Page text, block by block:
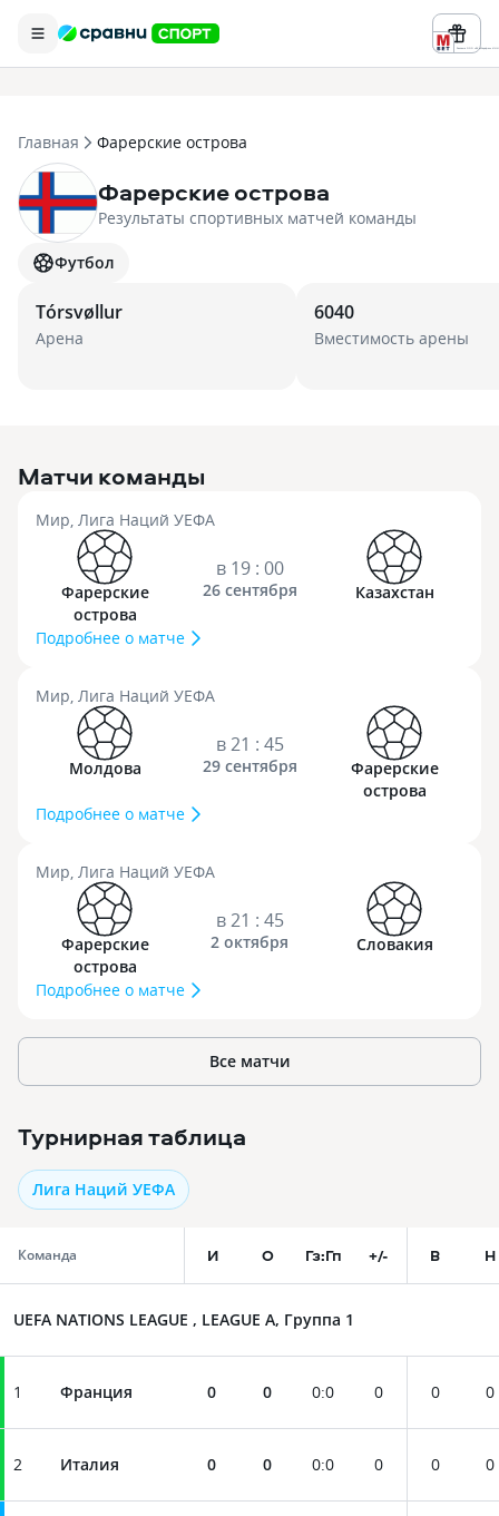
Реклама ООО «БК «Марафон» ИНН
Главная Фарерские острова
Фарерские острова
Результаты спортивных матчей команды
Футбол
Tórsvøllur
Арена
6040
Вместимость арены
Матчи команды
Мир, Лига Наций УЕФА
Фарерские
острова
в 19 : 00
26 сентября Казахстан
Подробнее о матче
Мир, Лига Наций УЕФА
Молдова
в 21 : 45
29 сентября
Фарерские
острова
Подробнее о матче
Мир, Лига Наций УЕФА
Фарерские
острова
в 21 : 45
2 октября Словакия
Подробнее о матче
Все матчи
Турнирная таблица
Лига Наций УЕФА
Команда И О Гз:Гп +/- В Н
UEFA NATIONS LEAGUE , LEAGUE A, Группа 1
1 Франция 0 0 0:0 0 0 0
2 Италия 0 0 0:0 0 0 0